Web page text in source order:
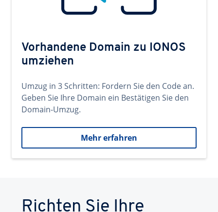
Vorhandene Domain zu IONOS
umziehen
Umzug in 3 Schritten: Fordern Sie den Code an.
Geben Sie Ihre Domain ein Bestätigen Sie den
Domain-Umzug.
Mehr erfahren
Richten Sie Ihre